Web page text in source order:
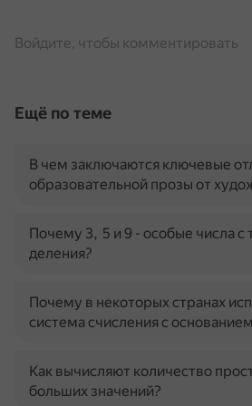
Войдите, чтобы комментировать
Ещё по теме
В чем заключаются ключевые
образовательной прозы от
Почему 3, 5 и 9 - особые числа с
деления?
Почему в некоторых странах
система счисления с
Как вычисляют количество
больших значений?